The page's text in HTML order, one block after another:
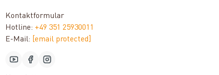
Kontaktformular
Hotline: +49 351 25930011
E-Mail:
[email protected]